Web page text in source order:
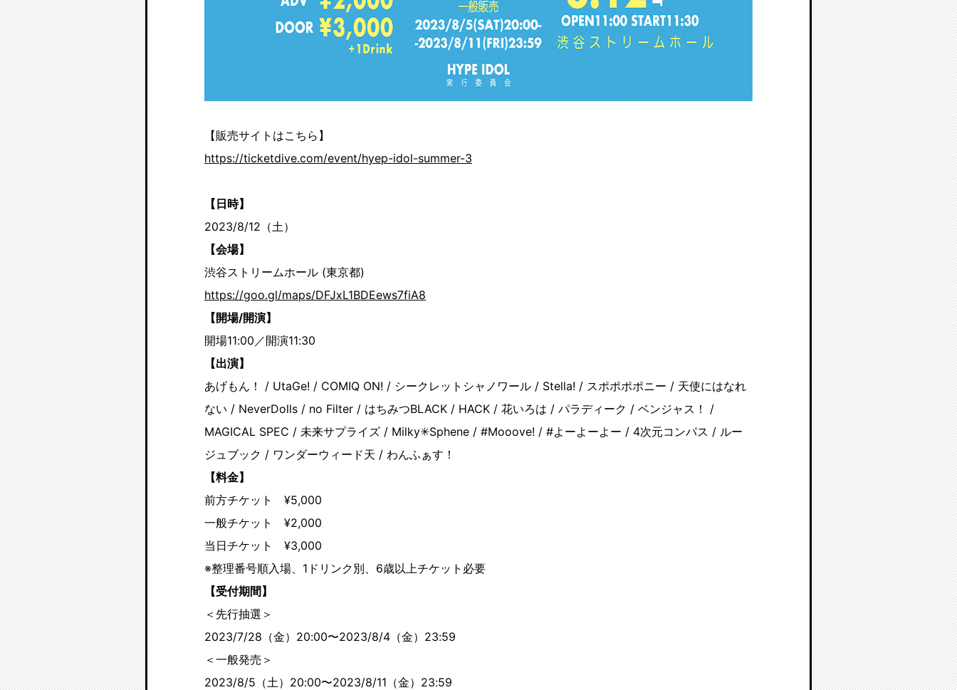
【販売サイトはこちら】
https://ticketdive.com/event/hyep-idol-summer-3
【日時】
2023/8/12（土）
【会場】
渋谷ストリームホール (東京都)
https://goo.gl/maps/DFJxL1BDEews7fiA8
【開場/開演】
開場11:00／開演11:30
【出演】
あげもん！ / UtaGe! / COMIQ ON! / シークレットシャノワール / Stella! / スポポポポニー / 天使にはなれ
ない / NeverDolls / no Filter / はちみつBLACK / HACK / 花いろは / パラディーク / ベンジャス！ /
MAGICAL SPEC / 未来サプライズ / Milky✳︎Sphene / #Mooove! / #よーよーよー / 4次元コンパス / ルー
ジュブック / ワンダーウィード天 / わんふぁす！
【料金】
前方チケット ¥5,000
一般チケット ¥2,000
当日チケット ¥3,000
※整理番号順入場、1ドリンク別、6歳以上チケット必要
【受付期間】
＜先行抽選＞
2023/7/28（金）20:00〜2023/8/4（金）23:59
＜一般発売＞
2023/8/5（土）20:00〜2023/8/11（金）23:59